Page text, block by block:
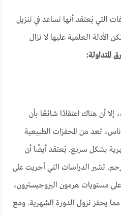
التي يُعتقد أنها تساعد في تنزيل
العلمية عليها لا تزال
إلا أن هناك اعتقادًا شائعًا بأن
تعد من المحفزات الطبيعية
بشكل سريع. يُعتقد أيضًا أن
تشير الدراسات التي أجريت على
على مستويات هرمون البروجيسترون،
يحفز نزول الدورة الشهرية. ومع